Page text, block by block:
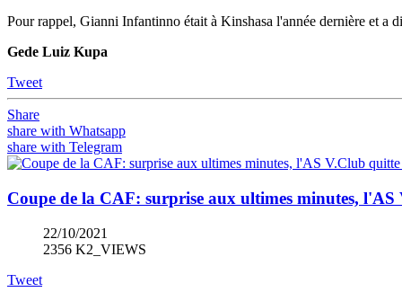
Pour rappel, Gianni Infantinno était à Kinshasa l'année dernière et
Gede Luiz Kupa
Tweet
Share
share with Whatsapp
share with Telegram
Coupe de la CAF: surprise aux ultimes minutes,
22/10/2021
2356 K2_VIEWS
Tweet